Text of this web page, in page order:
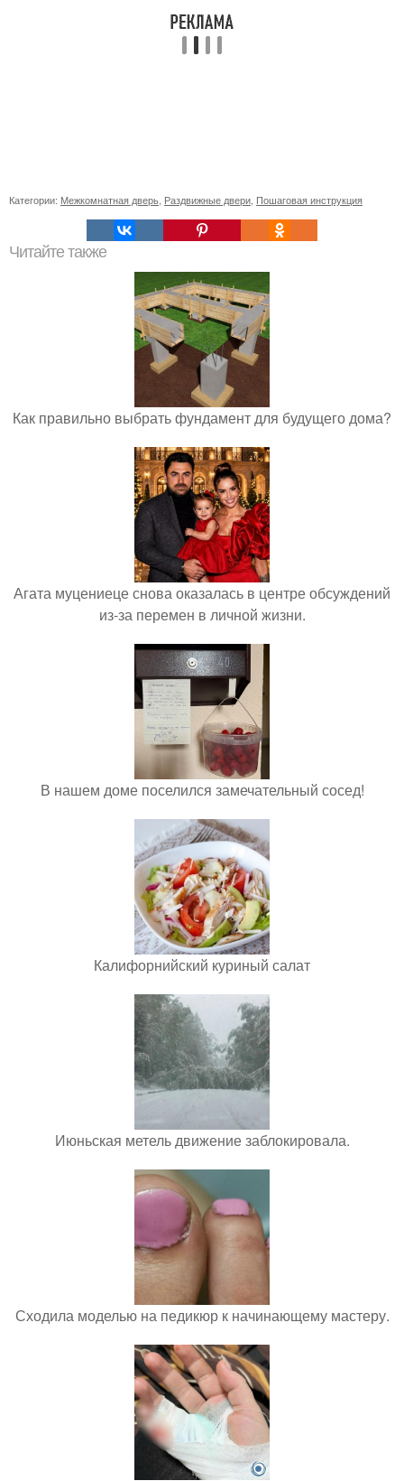
Категории: Межкомнатная дверь, Раздвижные двери, Пошаговая инструкция
Читайте также
Как правильно выбрать фундамент для будущего дома?
Агата муцениеце снова оказалась в центре обсуждений
из-за перемен в личной жизни.
В нашем доме поселился замечательный сосед!
Калифорнийский куриный салат
Июньская метель движение заблокировала.
Сходила моделью на педикюр к начинающему мастеру.